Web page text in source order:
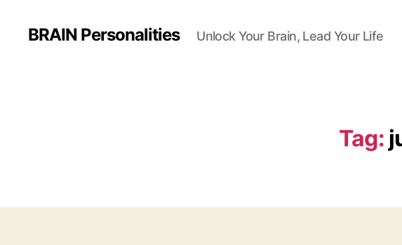
BRAIN Personalities Unlock Your Brain, Lead Your Life
Tag: